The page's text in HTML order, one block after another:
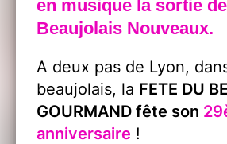
en musique la sortie
Beaujolais Nouveaux.
A deux pas de Lyon,
beaujolais, la FETE DU
GOURMAND fête son
anniversaire !